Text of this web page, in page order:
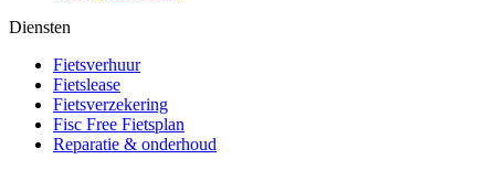
Diensten
Fietsverhuur
Fietslease
Fietsverzekering
Fisc Free Fietsplan
Reparatie & onderhoud